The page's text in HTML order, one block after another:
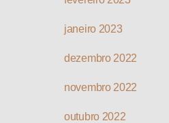
janeiro 2023
dezembro 2022
novembro 2022
outubro 2022